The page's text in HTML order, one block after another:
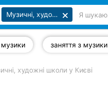
Музичні, художні школи
заняття з музики
художні школи у Києві